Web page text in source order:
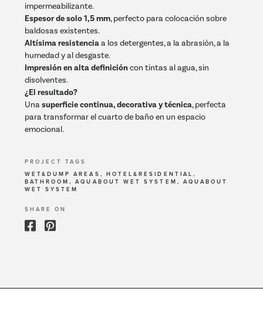
impermeabilizante.
Espesor de solo 1,5 mm, perfecto para colocación sobre
baldosas existentes.
Altísima resistenciaa los detergentes, a la abrasión, a la
humedad y al desgaste.
Impresión en alta definicióncon tintas al agua, sin
disolventes.
¿El resultado?
Una superficie continua, decorativa y técnica, perfecta
para transformar el cuarto de baño en un espacio
emocional.
PROJECT TAGS
WET&DUMP AREAS, HOTEL&RESIDENTIAL,
BATHROOM, AQUABOUT WET SYSTEM, AQUABOUT
WET SYSTEM
SHARE ON